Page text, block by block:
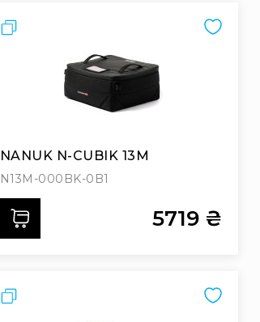
Порівняти
NANUK N-CUBIK 13M
N13M-000BK-0B1
5719 ₴
Порівняти